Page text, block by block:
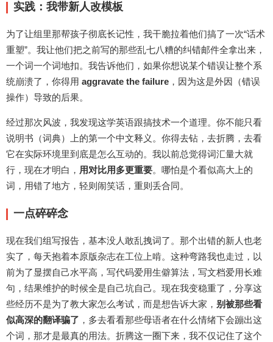
实践：我带新人改模板
为了让组里那帮孩子彻底长记性，我干脆拉着他们搞了一次“话术
重塑”。我让他们把之前写的那些乱七八糟的纠错邮件全拿出来，
一个词一个词地扣。我告诉他们，如果你想说某个错误让整个系
统崩溃了，你得用 aggravate the failure ，因为这是外因（错误
操作）导致的后果。
经过那次风波，我发现这学英语跟搞技术一个道理。你不能只看
说明书（词典）上的第一个中文释义。你得去钻，去折腾，去看
它在实际环境里到底是怎么互动的。我以前总觉得词汇量大就
行，现在才明白， 用对比用多更重要。哪怕是个看似高大上的
词，用错了地方，轻则闹笑话，重则丢合同。
一点碎碎念
现在我们组写报告，基本没人敢乱拽词了。那个出错的新人也老
实了，每天抱着本原版杂志在工位上啃。这种弯路我也走过，以
前为了显摆自己水平高，写代码爱用生僻算法，写文档爱用长难
句，结果维护的时候全是自己坑自己。现在我变稳重了，分享这
些经历不是为了教大家怎么考试，而是想告诉大家， 别被那些看
似高深的翻译骗了 ，多去看看那些母语者在什么情绪下会蹦出这
个词，那才是最真的用法。折腾这一圈下来，我不仅记住了这个